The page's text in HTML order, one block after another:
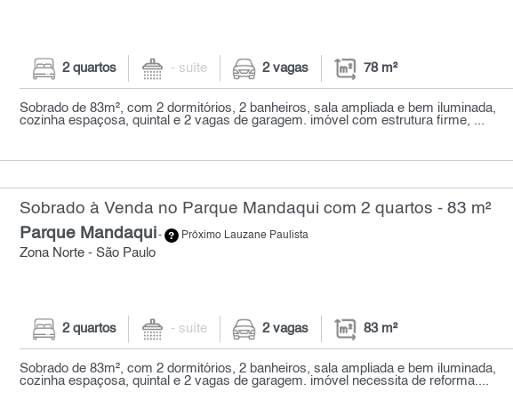
2 quartos - suíte 2 vagas 78 m²
Sobrado de 83m², com 2 dormitórios, 2 banheiros, sala ampliada e bem iluminada,
cozinha espaçosa, quintal e 2 vagas de garagem. imóvel com estrutura firme, ...
Sobrado à Venda no Parque Mandaqui com 2 quartos - 83 m²
Parque Mandaqui- Próximo Lauzane Paulista
Zona Norte - São Paulo
2 quartos - suíte 2 vagas 83 m²
Sobrado de 83m², com 2 dormitórios, 2 banheiros, sala ampliada e bem iluminada,
cozinha espaçosa, quintal e 2 vagas de garagem. imóvel necessita de reforma....